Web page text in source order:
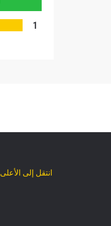
1
انتقل إلى الأعلى